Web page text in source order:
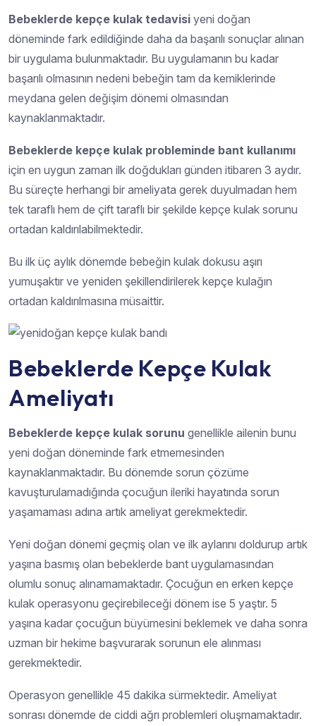
Bebeklerde kepçe kulak tedavisi yeni doğan
döneminde fark edildiğinde daha da başarılı sonuçlar alınan
bir uygulama bulunmaktadır. Bu uygulamanın bu kadar
başarılı olmasının nedeni bebeğin tam da kemiklerinde
meydana gelen değişim dönemi olmasından
kaynaklanmaktadır.
Bebeklerde kepçe kulak probleminde bant kullanımı
için en uygun zaman ilk doğdukları günden itibaren 3 aydır.
Bu süreçte herhangi bir ameliyata gerek duyulmadan hem
tek taraflı hem de çift taraflı bir şekilde kepçe kulak sorunu
ortadan kaldırılabilmektedir.
Bu ilk üç aylık dönemde bebeğin kulak dokusu aşırı
yumuşaktır ve yeniden şekillendirilerek kepçe kulağın
ortadan kaldırılmasına müsaittir.
Bebeklerde Kepçe Kulak
Ameliyatı
Bebeklerde kepçe kulak sorunu genellikle ailenin bunu
yeni doğan döneminde fark etmemesinden
kaynaklanmaktadır. Bu dönemde sorun çözüme
kavuşturulamadığında çocuğun ileriki hayatında sorun
yaşamaması adına artık ameliyat gerekmektedir.
Yeni doğan dönemi geçmiş olan ve ilk aylarını doldurup artık
yaşına basmış olan bebeklerde bant uygulamasından
olumlu sonuç alınamamaktadır. Çocuğun en erken kepçe
kulak operasyonu geçirebileceği dönem ise 5 yaştır. 5
yaşına kadar çocuğun büyümesini beklemek ve daha sonra
uzman bir hekime başvurarak sorunun ele alınması
gerekmektedir.
Operasyon genellikle 45 dakika sürmektedir. Ameliyat
sonrası dönemde de ciddi ağrı problemleri oluşmamaktadır.